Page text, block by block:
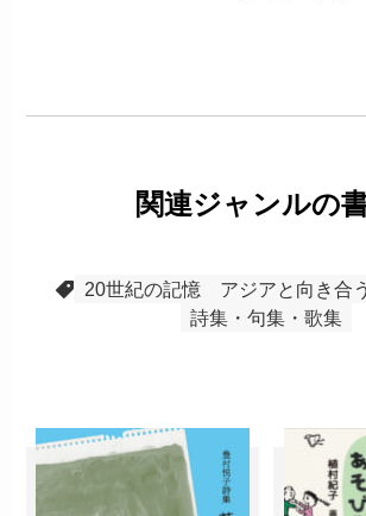
関連ジャンルの
20世紀の記憶 アジアと向き合う
詩集・句集・歌集